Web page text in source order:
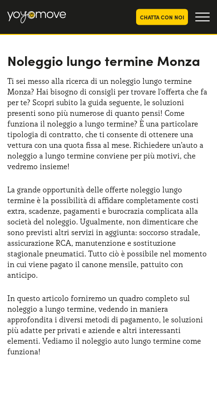
CHATTA CON NOI
OFFERTE NOLEGGIO
LUNGO TERMINE
Privati
Aziende e P.IVA
OFFERTE NOLEGGIO
AUTO USATE
CHI SIAMO
La nostra storia
Lavora con noi
COME FUNZIONA
PERCHÉ CONVIENE
SCEGLI UN PAESE
Serve assistenza? 800595799
Noleggio lungo termine Monza
Ti sei messo alla ricerca di un noleggio lungo termine
Monza? Hai bisogno di consigli per trovare l'offerta che fa
per te? Scopri subito la guida seguente, le soluzioni
presenti sono più numerose di quanto pensi! Come
funziona il noleggio a lungo termine? È una particolare
tipologia di contratto, che ti consente di ottenere una
vettura con una quota fissa al mese. Richiedere un’auto a
noleggio a lungo termine conviene per più motivi, che
vedremo insieme!
La grande opportunità delle offerte noleggio lungo
termine è la possibilità di affidare completamente costi
extra, scadenze, pagamenti e burocrazia complicata alla
società del noleggio. Ugualmente, non dimenticare che
sono previsti altri servizi in aggiunta: soccorso stradale,
assicurazione RCA, manutenzione e sostituzione
stagionale pneumatici. Tutto ciò è possibile nel momento
in cui viene pagato il canone mensile, pattuito con
anticipo.
In questo articolo forniremo un quadro completo sul
noleggio a lungo termine, vedendo in maniera
approfondita i diversi metodi di pagamento, le soluzioni
più adatte per privati e aziende e altri interessanti
elementi. Vediamo il noleggio auto lungo termine come
funziona!